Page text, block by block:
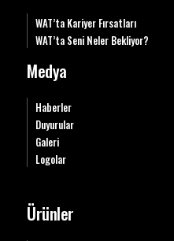
WAT’ta Kariyer Fırsatları
WAT’ta Seni Neler Bekliyor?
Medya
Haberler
Duyurular
Galeri
Logolar
Ürünler